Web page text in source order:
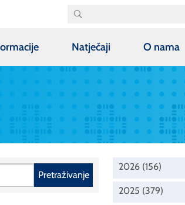
Natječaji O nama
Pretraživanje
2026 (156)
2025 (379)